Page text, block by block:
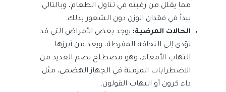
مما يقلل من رغبته في تناول الطعام، وبالتالي
يبدأ في فقدان الوزن دون الشعور بذلك.
الحالات المرضية: يوجد بعض الأمراض التي قد
تؤدي إلى النحافة المفرطة، ويعد من أبرزها
التهاب الأمعاء، وهو مصطلح يضم العديد من
الاضطرابات المزمنة في الجهاز الهضمي، مثل
داء كرون أو التهاب القولون.